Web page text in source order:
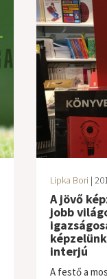
Lipka Bori |
A jövő
jobb
interjú
A festő a